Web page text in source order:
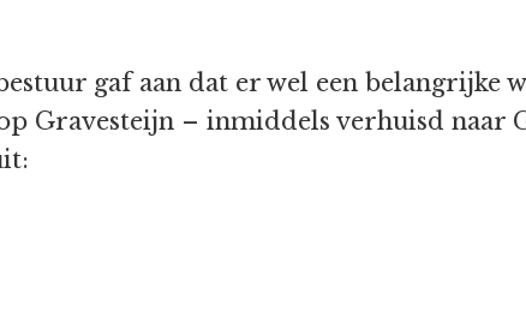
gaf aan dat er wel een belangrijke
Gravesteijn – inmiddels verhuisd naar